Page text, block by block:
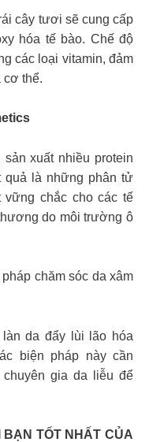
cây tươi sẽ cung cấp
hóa tế bào. Chế độ
các loại vitamin, đảm
cơ thể.
xuất nhiều protein
quả là những phân tử
vững chắc cho các tế
do môi trường ô
chăm sóc da xâm
da đẩy lùi lão hóa
biện pháp này cần
gia da liễu để
BẠN TỐT NHẤT CỦA